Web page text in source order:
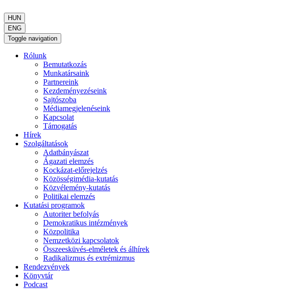
HUN
ENG
Toggle navigation
Rólunk
Bemutatkozás
Munkatársaink
Partnereink
Kezdeményezéseink
Sajtószoba
Médiamegjelenéseink
Kapcsolat
Támogatás
Hírek
Szolgáltatások
Adatbányászat
Ágazati elemzés
Kockázat-előrejelzés
Közösségimédia-kutatás
Közvélemény-kutatás
Politikai elemzés
Kutatási programok
Autoriter befolyás
Demokratikus intézmények
Közpolitika
Nemzetközi kapcsolatok
Összeesküvés-elméletek és álhírek
Radikalizmus és extrémizmus
Rendezvények
Könyvtár
Podcast